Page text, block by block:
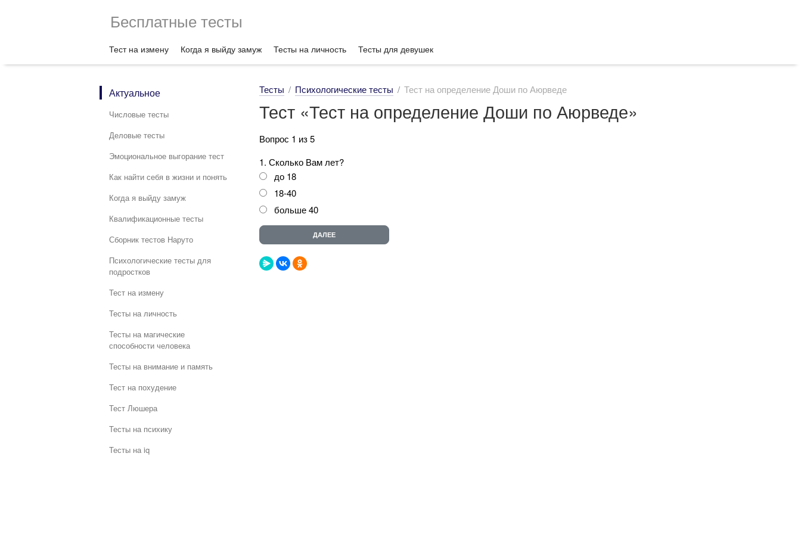
Бесплатные тесты
Тест на измену Когда я выйду замуж Тесты на личность Тесты для девушек
Актуальное
Числовые тесты
Деловые тесты
Эмоциональное выгорание тест
Как найти себя в жизни и понять
Когда я выйду замуж
Квалификационные тесты
Сборник тестов Наруто
Психологические тесты для
подростков
Тест на измену
Тесты на личность
Тесты на магические
способности человека
Тесты на внимание и память
Тест на похудение
Тест Люшера
Тесты на психику
Тесты на iq
Тесты Психологические тесты Тест на определение Доши по Аюрведе
Тест «Тест на определение Доши по Аюрведе»
Вопрос 1 из 5
1. Сколько Вам лет?
до 18
18-40
больше 40